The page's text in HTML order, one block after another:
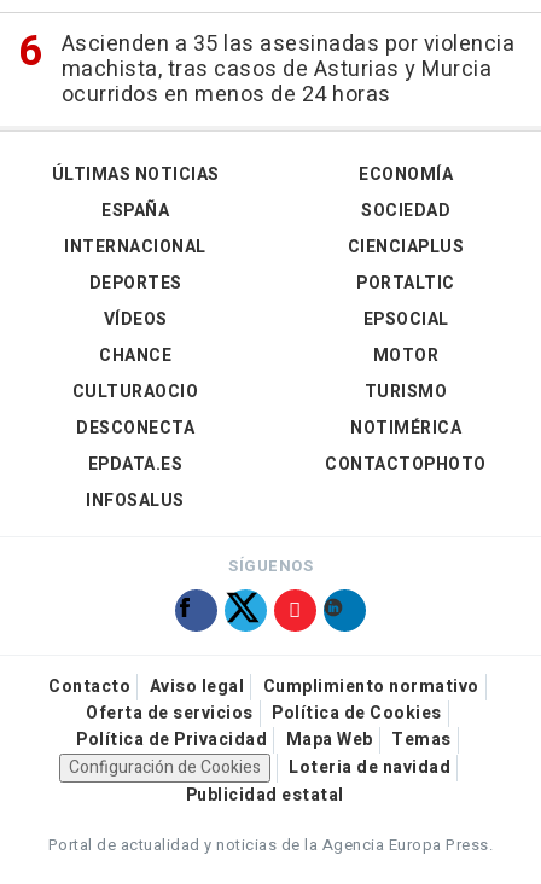
Ascienden a 35 las asesinadas por violencia
machista, tras casos de Asturias y Murcia
ocurridos en menos de 24 horas
ÚLTIMAS NOTICIAS
ESPAÑA
INTERNACIONAL
DEPORTES
VÍDEOS
ECONOMÍA
SOCIEDAD
CIENCIAPLUS
PORTALTIC
EPSOCIAL
CHANCE
CULTURAOCIO
DESCONECTA
EPDATA.ES
INFOSALUS
MOTOR
TURISMO
NOTIMÉRICA
CONTACTOPHOTO
SÍGUENOS
Contacto Aviso legal
Cumplimiento normativo
Oferta de servicios
Política de Cookies
Política de Privacidad
Mapa Web
Temas
Configuración de Cookies
Loteria de navidad
Publicidad estatal
Portal de actualidad y noticias de la Agencia Europa Press.